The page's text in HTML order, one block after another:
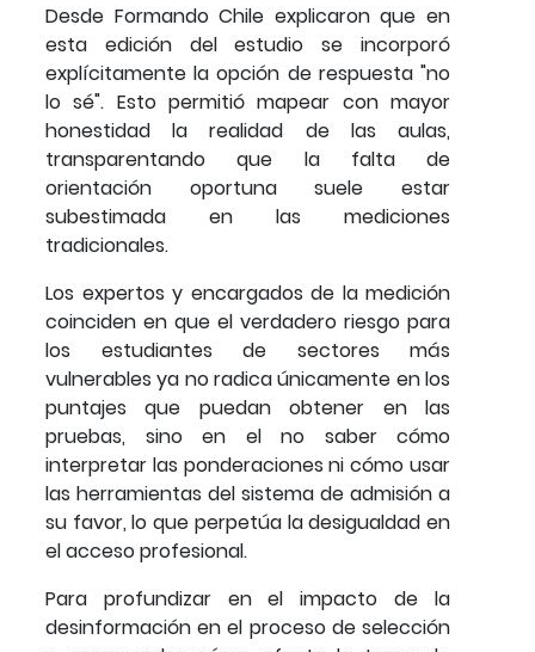
Desde Formando Chile explicaron que en
esta edición del estudio se incorporó
explícitamente la opción de respuesta "no
lo sé". Esto permitió mapear con mayor
honestidad la realidad de las aulas,
transparentando que la falta de
orientación oportuna suele estar
subestimada en las mediciones
tradicionales.
Los expertos y encargados de la medición
coinciden en que el verdadero riesgo para
los estudiantes de sectores más
vulnerables ya no radica únicamente en los
puntajes que puedan obtener en las
pruebas, sino en el no saber cómo
interpretar las ponderaciones ni cómo usar
las herramientas del sistema de admisión a
su favor, lo que perpetúa la desigualdad en
el acceso profesional.
Para profundizar en el impacto de la
desinformación en el proceso de selección